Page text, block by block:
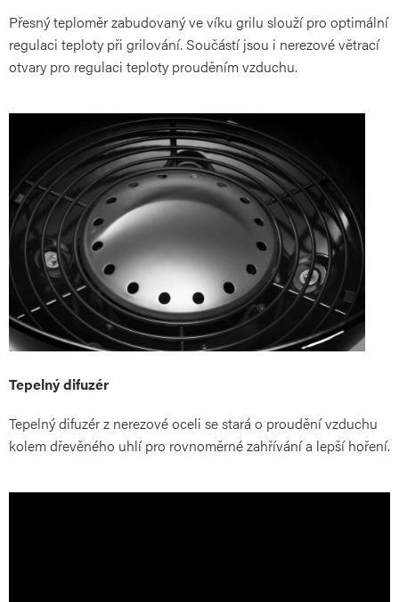
Přesný teploměr zabudovaný ve víku grilu slouží pro optimální
regulaci teploty při grilování. Součástí jsou i nerezové větrací
otvary pro regulaci teploty prouděním vzduchu.
Tepelný difuzér
Tepelný difuzér z nerezové oceli se stará o proudění vzduchu
kolem dřevěného uhlí pro rovnoměrné zahřívání a lepší hoření.